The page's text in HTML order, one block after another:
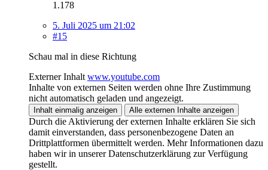
1.178
5. Juli 2025 um 21:02
#15
Schau mal in diese Richtung
Externer Inhalt www.youtube.com
Inhalte von externen Seiten werden ohne Ihre Zustimmung
nicht automatisch geladen und angezeigt.
Inhalt einmalig anzeigen Alle externen Inhalte anzeigen
Durch die Aktivierung der externen Inhalte erklären Sie sich
damit einverstanden, dass personenbezogene Daten an
Drittplattformen übermittelt werden. Mehr Informationen dazu
haben wir in unserer Datenschutzerklärung zur Verfügung
gestellt.